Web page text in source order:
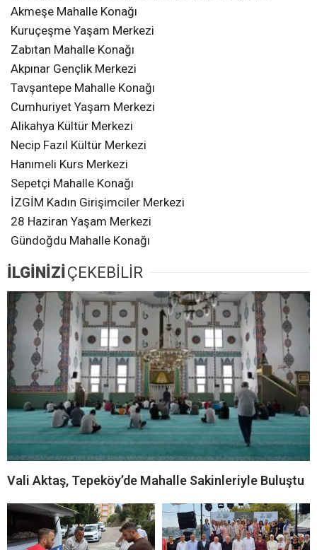
Akmeşe Mahalle Konağı
Kuruçeşme Yaşam Merkezi
Zabıtan Mahalle Konağı
Akpınar Gençlik Merkezi
Tavşantepe Mahalle Konağı
Cumhuriyet Yaşam Merkezi
Alikahya Kültür Merkezi
Necip Fazıl Kültür Merkezi
Hanımeli Kurs Merkezi
Sepetçi Mahalle Konağı
İZGİM Kadın Girişimciler Merkezi
28 Haziran Yaşam Merkezi
Gündoğdu Mahalle Konağı
İLGİNİZİÇEKEBİLİR
Vali Aktaş, Tepeköy’de Mahalle Sakinleriyle Buluştu